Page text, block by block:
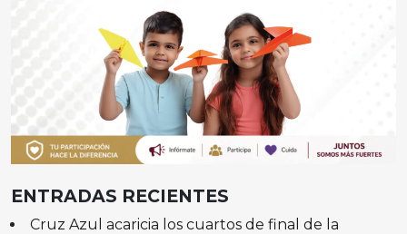
ENTRADAS RECIENTES
Cruz Azul acaricia los cuartos de final de la